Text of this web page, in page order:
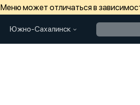
Меню может отличаться в
Южно-Сахалинск